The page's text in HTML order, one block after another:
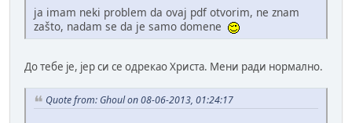
ja imam neki problem da ovaj pdf otvorim, ne znam
zašto, nadam se da je samo domene
До тебе је, јер си се одрекао Христа. Мени ради нормално.
Quote from: Ghoul on 08-06-2013, 01:24:17